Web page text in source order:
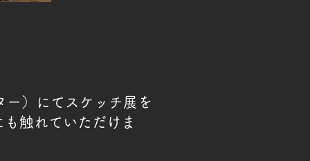
）にてスケッチ展を
触れていただけま